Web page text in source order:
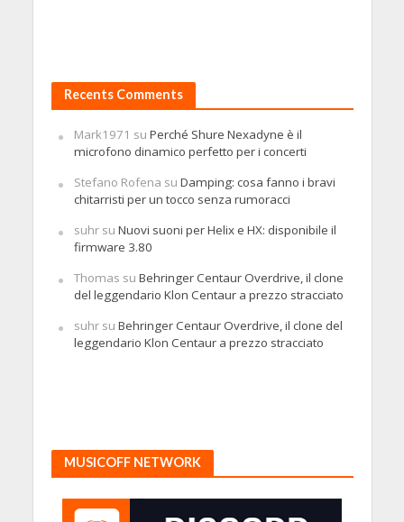
Recents Comments
Mark1971 su Perché Shure Nexadyne è il
microfono dinamico perfetto per i concerti
Stefano Rofena su Damping: cosa fanno i bravi
chitarristi per un tocco senza rumoracci
suhrsu Nuovi suoni per Helix e HX: disponibile il
firmware 3.80
Thomas su Behringer Centaur Overdrive, il clone
del leggendario Klon Centaur a prezzo stracciato
suhrsu Behringer Centaur Overdrive, il clone del
leggendario Klon Centaur a prezzo stracciato
MUSICOFF NETWORK